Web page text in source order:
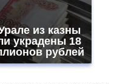
из казны
украдены 18
рублей